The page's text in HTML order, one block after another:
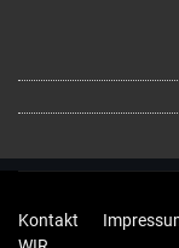
Kontakt